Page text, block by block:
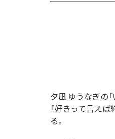
夕凪 ゆうなぎの
「好きって言えば
る。